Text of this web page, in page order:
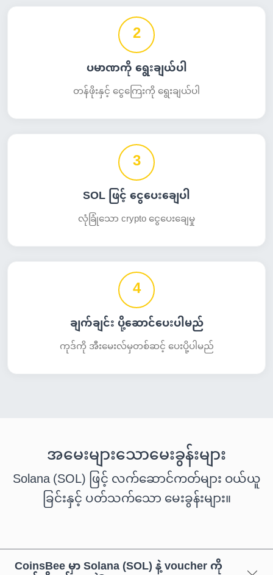
2
ပမာဏကို ရွေးချယ်ပါ
တန်ဖိုးနှင့် ငွေကြေးကို ရွေးချယ်ပါ
3
SOL ဖြင့် ငွေပေးချေပါ
လုံခြုံသော crypto ငွေပေးချေမှု
4
ချက်ချင်း ပို့ဆောင်ပေးပါမည်
ကုဒ်ကို အီးမေးလ်မှတစ်ဆင့် ပေးပို့ပါမည်
အမေးများသောမေးခွန်းများ
Solana (SOL) ဖြင့် လက်ဆောင်ကတ်များ ဝယ်ယူ
ခြင်းနှင့် ပတ်သက်သော မေးခွန်းများ။
CoinsBee မှာ Solana (SOL) နဲ့ voucher ကို